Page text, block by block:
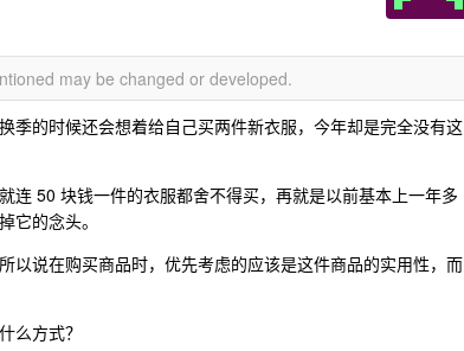
may be changed or developed.
季的时候还会想着给自己买两件新衣服，今年却是完全没有这
连 50 块钱一件的衣服都舍不得买，再就是以前基本上一年多
它的念头。
以说在购买商品时，优先考虑的应该是这件商品的实用性，而
么方式？